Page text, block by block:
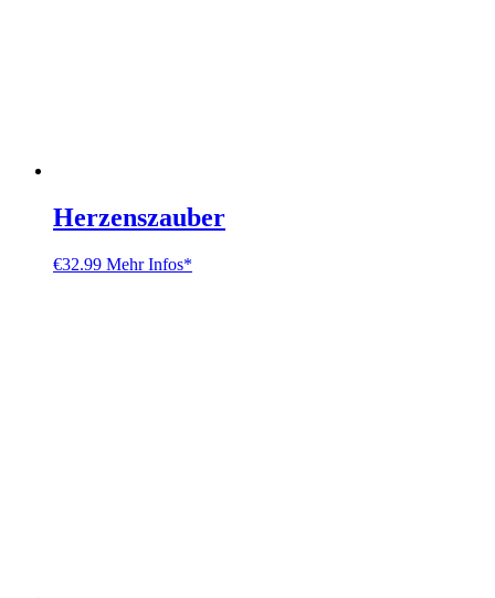
Herzenszauber
€32.99 Mehr Infos*